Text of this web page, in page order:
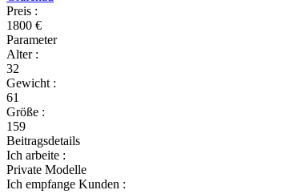
Preis :
1800 €
Parameter
Alter :
32
Gewicht :
61
Größe :
159
Beitragsdetails
Ich arbeite :
Private Modelle
Ich empfange Kunden :